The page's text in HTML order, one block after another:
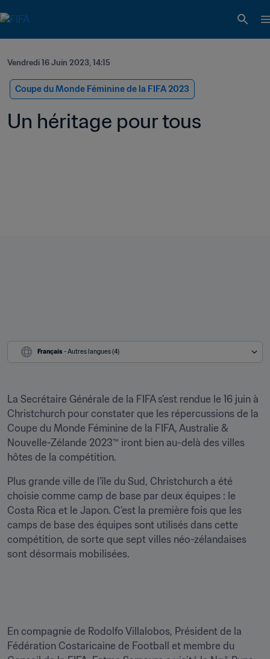
Vendredi 16 Juin 2023, 14:15
Coupe du Monde Féminine de la FIFA 2023
Un héritage pour tous
Français - Autres langues (4)
La Secrétaire Générale de la FIFA s’est rendue le 16 juin à
Christchurch pour constater que les répercussions de la
Coupe du Monde Féminine de la FIFA, Australie &
Nouvelle-Zélande 2023™ iront bien au-delà des villes
hôtes de la compétition.
Plus grande ville de l’île du Sud, Christchurch a été
choisie comme camp de base par deux équipes : le
Costa Rica et le Japon. C’est la première fois que les
camps de base des équipes sont utilisés dans cette
compétition, de sorte que sept villes néo-zélandaises
sont désormais mobilisées.
En compagnie de Rodolfo Villalobos, Président de la
Fédération Costaricaine de Football et membre du